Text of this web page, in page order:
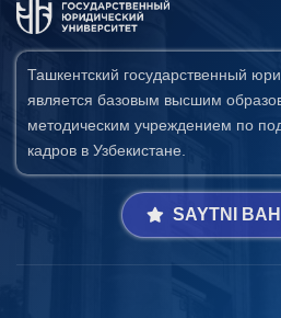
Ташкентский государственный
является базовым высшим
методическим учреждением по
кадров в Узбекистане.
SAYTNI